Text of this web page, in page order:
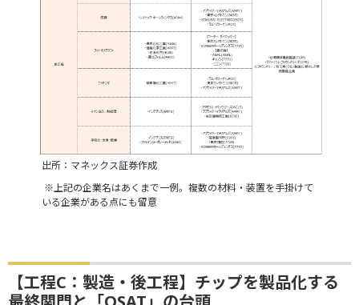
出所：マネックス証券作成
※上記の企業名はあくまで一例。複数の材料・装置を手掛けて
いる企業がある点にも留意
【工程C：製造・後工程】チップを製品化する